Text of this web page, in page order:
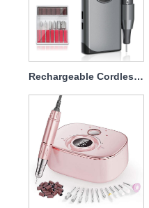
Rechargeable Cordless Nail Drill Set Professional 45w 40000rpm